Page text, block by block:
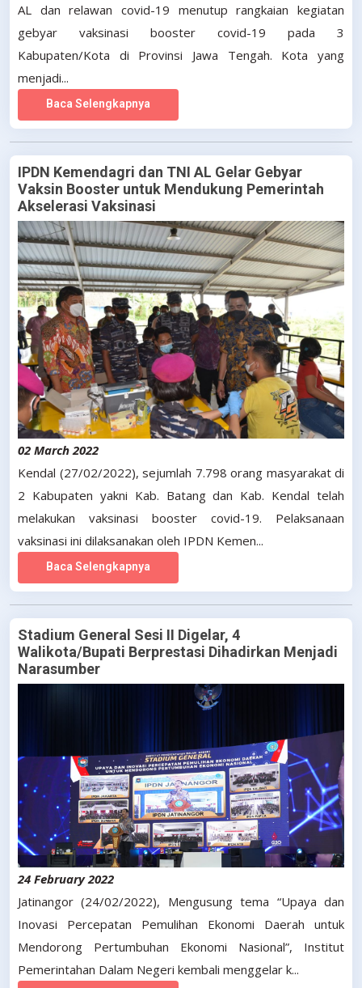
AL dan relawan covid-19 menutup rangkaian kegiatan
gebyar vaksinasi booster covid-19 pada 3
Kabupaten/Kota di Provinsi Jawa Tengah. Kota yang
menjadi...
Baca Selengkapnya
IPDN Kemendagri dan TNI AL Gelar Gebyar
Vaksin Booster untuk Mendukung Pemerintah
Akselerasi Vaksinasi
02 March 2022
Kendal (27/02/2022), sejumlah 7.798 orang masyarakat di
2 Kabupaten yakni Kab. Batang dan Kab. Kendal telah
melakukan vaksinasi booster covid-19. Pelaksanaan
vaksinasi ini dilaksanakan oleh IPDN Kemen...
Baca Selengkapnya
Stadium General Sesi II Digelar, 4
Walikota/Bupati Berprestasi Dihadirkan Menjadi
Narasumber
24 February 2022
Jatinangor (24/02/2022), Mengusung tema “Upaya dan
Inovasi Percepatan Pemulihan Ekonomi Daerah untuk
Mendorong Pertumbuhan Ekonomi Nasional”, Institut
Pemerintahan Dalam Negeri kembali menggelar k...